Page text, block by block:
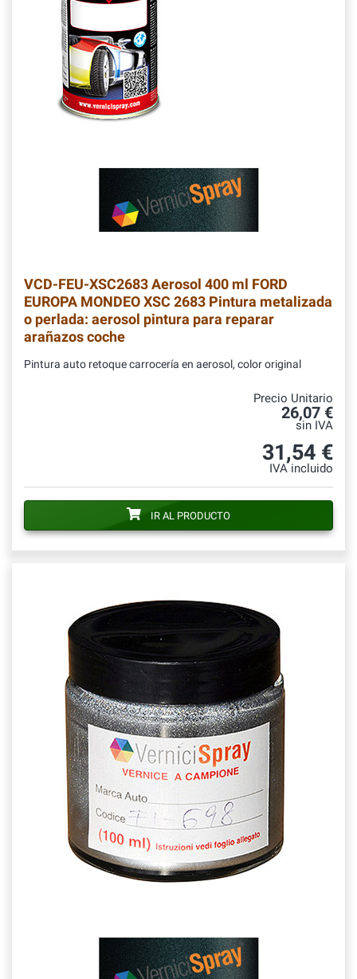
VCD-FEU-XSC2683Aerosol 400 ml FORD
EUROPA MONDEO XSC 2683 Pintura metalizada
o perlada: aerosol pintura para reparar
arañazos coche
Pintura auto retoque carrocería en aerosol, color original
Precio Unitario
26,07 €
sin IVA
31,54 €
IVA incluido
IR AL PRODUCTO